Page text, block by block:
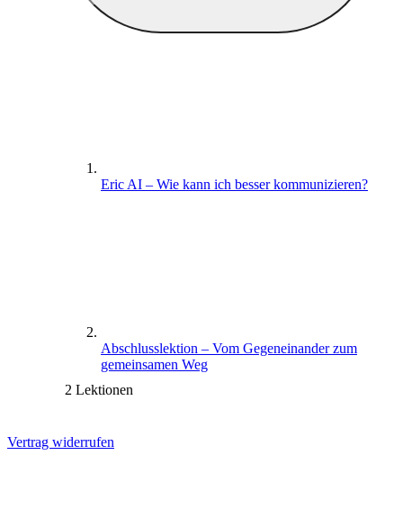
Eric AI – Wie kann ich besser kommunizieren?
Abschlusslektion – Vom Gegeneinander zum
gemeinsamen Weg
2 Lektionen
Vertrag widerrufen